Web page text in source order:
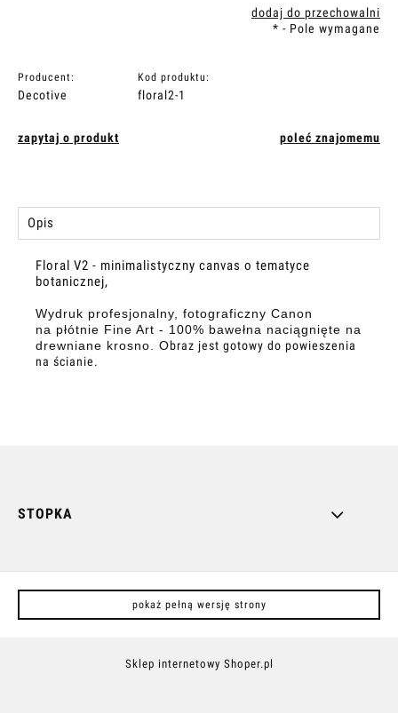
dodaj do przechowalni
* - Pole wymagane
Producent:
Decotive
Kod produktu:
floral2-1
zapytaj o produkt poleć znajomemu
Opis
Floral V2 - minimalistyczny canvas o tematyce
botanicznej,
Wydruk profesjonalny, fotograficzny Canon
na płótnie Fine Art - 100% bawełna naciągnięte na
drewniane krosno. Obraz jest gotowy do powieszenia
na ścianie.
STOPKA
pokaż pełną wersję strony
Sklep internetowy Shoper.pl